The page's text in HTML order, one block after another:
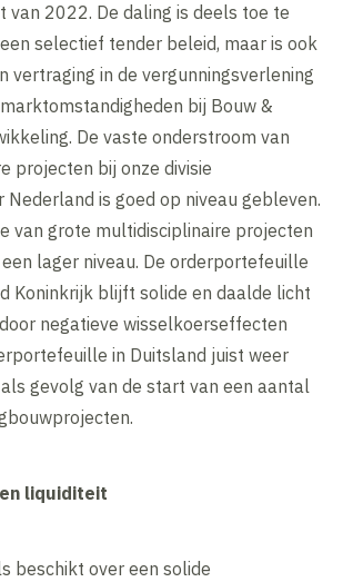
van 2022. De daling is deels toe te
selectief tender beleid, maar is ook
vertraging in de vergunningsverlening
bij Bouw &
De vaste onderstroom van
projecten bij onze divisie
is goed op niveau gebleven.
van grote multidisciplinaire projecten
lager niveau. De orderportefeuille
Koninkrijk blijft solide en daalde licht
negatieve wisselkoerseffecten
in Duitsland juist weer
gevolg van de start van een aantal
liquiditeit
beschikt over een solide